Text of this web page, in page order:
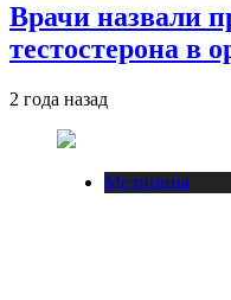
Врачи назвали
тестостерона в
2 года назад
Медицина